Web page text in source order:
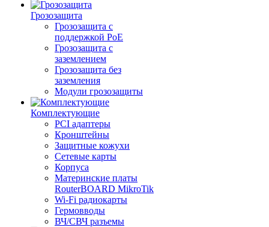
Грозозащита
Грозозащита с
поддержкой PoE
Грозозащита с
заземлением
Грозозащита без
заземления
Модули грозозащиты
Комплектующие
PCI адаптеры
Кронштейны
Защитные кожухи
Сетевые карты
Корпуса
Материнские платы
RouterBOARD MikroTik
Wi-Fi радиокарты
Гермовводы
ВЧ/СВЧ разъемы